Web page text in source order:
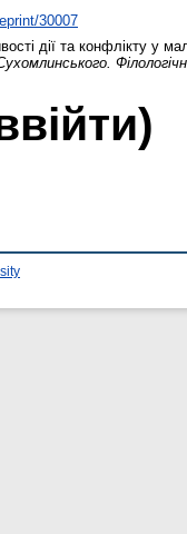
30007
дії та конфлікту у